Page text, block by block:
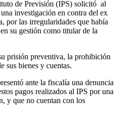
de Previsión (IPS) solicitó al
investigación en contra del ex
por las irregularidades que había
su gestión como titular de la
prisión preventiva, la prohibición
sus bienes y cuentas.
ante la fiscalía una denuncia
pagos realizados al IPS por una
y que no cuentan con los